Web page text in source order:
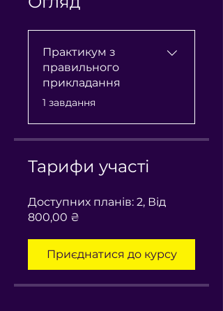
Практикум з
правильного
прикладання
.1 завдання
Тарифи участі
Доступних планів: 2, Від
800,00 ₴
Приєднатися до курсу